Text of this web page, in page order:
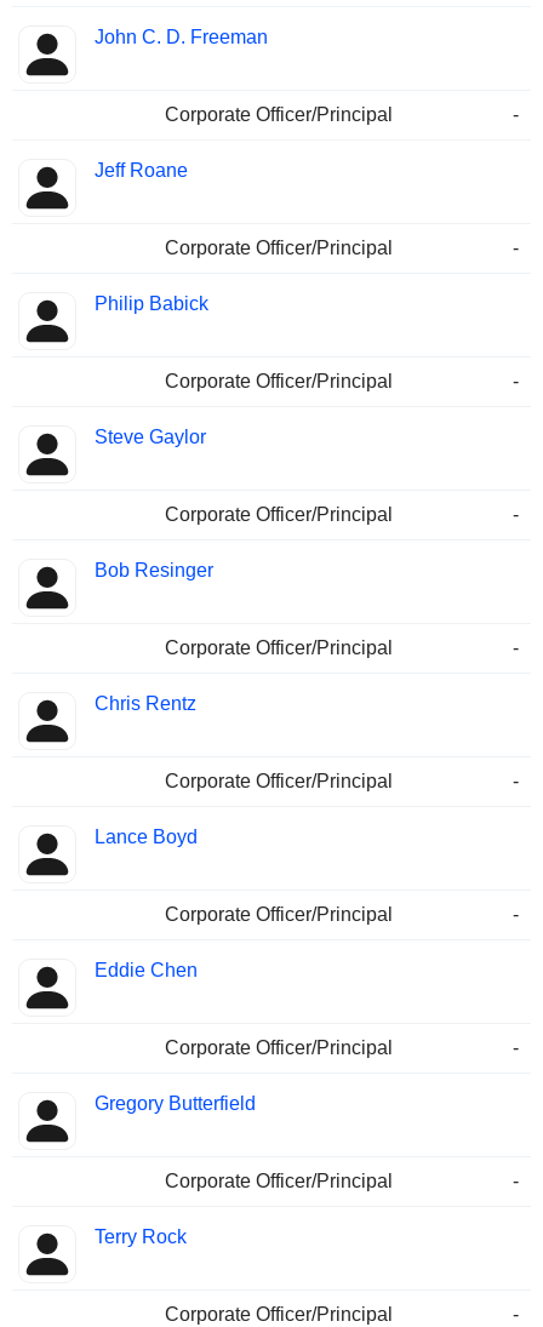
John C. D. Freeman
Corporate Officer/Principal -
Jeff Roane
Corporate Officer/Principal -
Philip Babick
Corporate Officer/Principal -
Steve Gaylor
Corporate Officer/Principal -
Bob Resinger
Corporate Officer/Principal -
Chris Rentz
Corporate Officer/Principal -
Lance Boyd
Corporate Officer/Principal -
Eddie Chen
Corporate Officer/Principal -
Gregory Butterfield
Corporate Officer/Principal -
Terry Rock
Corporate Officer/Principal -